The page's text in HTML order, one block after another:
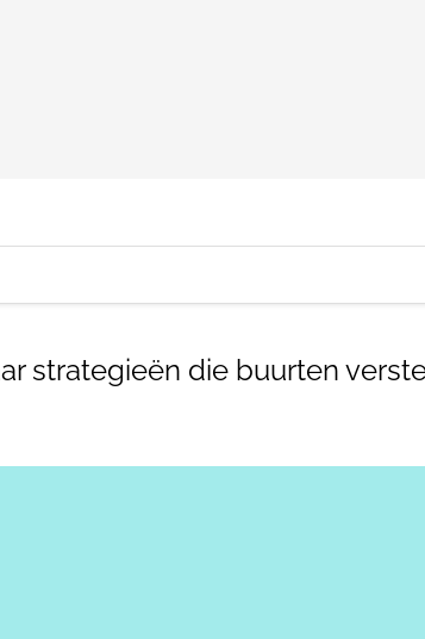
strategieën die buurten